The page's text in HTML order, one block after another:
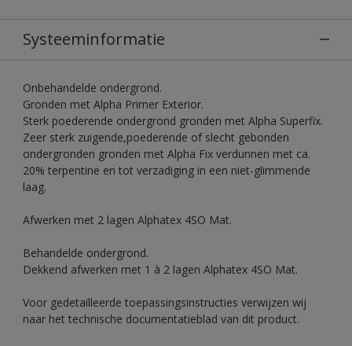
Systeeminformatie
Onbehandelde ondergrond.
Gronden met Alpha Primer Exterior.
Sterk poederende ondergrond gronden met Alpha Superfix.
Zeer sterk zuigende,poederende of slecht gebonden
ondergronden gronden met Alpha Fix verdunnen met ca.
20% terpentine en tot verzadiging in een niet-glimmende
laag.
Afwerken met 2 lagen Alphatex 4SO Mat.
Behandelde ondergrond.
Dekkend afwerken met 1 à 2 lagen Alphatex 4SO Mat.
Voor gedetailleerde toepassingsinstructies verwijzen wij
naar het technische documentatieblad van dit product.